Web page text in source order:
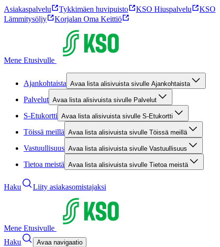
Asiakaspalvelu Tykkimäen huvipuisto KSO Hiuspalvelu
KSO
Lämmitysöljy
Korjalan Oma Keittiö
Mene Etusivulle
Ajankohtaista Avaa lista alisivuista sivulle Ajankohtaista
Palvelut Avaa lista alisivuista sivulle Palvelut
S-Etukortti Avaa lista alisivuista sivulle S-Etukortti
Töissä meillä Avaa lista alisivuista sivulle Töissä meillä
Vastuullisuus Avaa lista alisivuista sivulle Vastuullisuus
Tietoa meistä Avaa lista alisivuista sivulle Tietoa meistä
Haku Liity asiakasomistajaksi
Mene Etusivulle
Haku
Avaa navigaatio